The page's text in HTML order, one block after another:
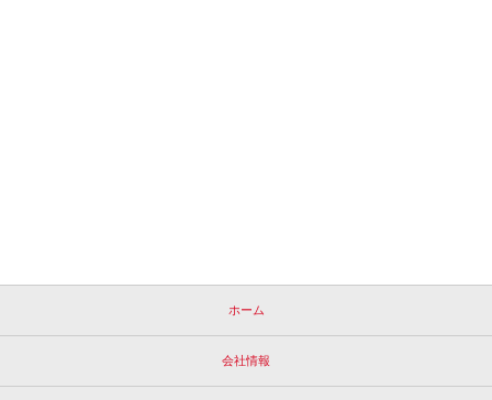
ホーム
会社情報